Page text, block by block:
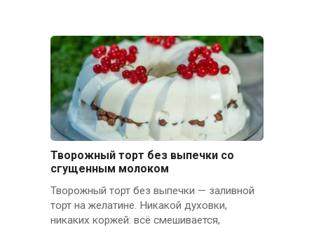
Творожный торт без выпечки со
сгущенным молоком
Творожный торт без выпечки — заливной
торт на желатине. Никакой духовки,
никаких коржей: всё смешивается,